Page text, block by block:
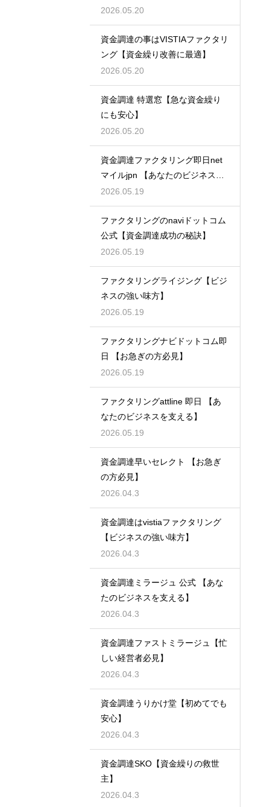
2026.05.20
資金調達の事はVISTIAファクタリ
ング【資金繰り改善に最適】
2026.05.20
資金調達 特選窓【急な資金繰り
にも安心】
2026.05.20
資金調達ファクタリング即日net
マイルjpn 【あなたのビジネスを
支える】
2026.05.19
ファクタリングのnaviドットコム
公式【資金調達成功の秘訣】
2026.05.19
ファクタリングライジング【ビジ
ネスの強い味方】
2026.05.19
ファクタリングナビドットコム即
日 【お急ぎの方必見】
2026.05.19
ファクタリングattline 即日 【あ
なたのビジネスを支える】
2026.05.19
資金調達早いセレクト 【お急ぎ
の方必見】
2026.04.3
資金調達はvistiaファクタリング
【ビジネスの強い味方】
2026.04.3
資金調達ミラージュ 公式 【あな
たのビジネスを支える】
2026.04.3
資金調達ファストミラージュ【忙
しい経営者必見】
2026.04.3
資金調達うりかけ堂【初めてでも
安心】
2026.04.3
資金調達SKO【資金繰りの救世
主】
2026.04.3